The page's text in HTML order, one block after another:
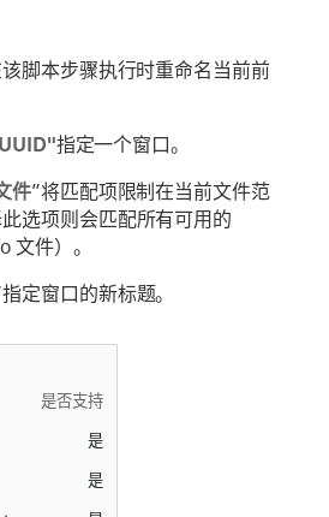
该脚本步骤执行时重命名当前前
指定一个窗口。
件”将匹配项限制在当前文件范
选项则会匹配所有可用的
文件）。
指定窗口的新标题。
是否支持
是
是